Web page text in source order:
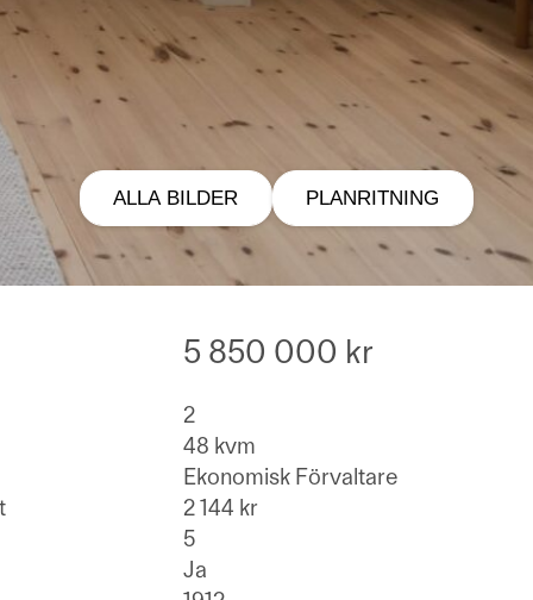
ALLA BILDER PLANRITNING
5 850 000 kr
2
48 kvm
Ekonomisk Förvaltare
2 144 kr
5
Ja